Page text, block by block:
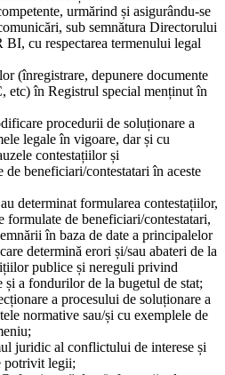
urmărind și asigurându-se
sub semnătura Directorului
cu respectarea termenului legal
depunere documente
etc) în Registrul special menținut în
procedurii de soluționare a
legale în vigoare, dar și cu
contestațiilor și
beneficiari/contestatari în aceste
determinat formularea contestațiilor,
formulate de beneficiari/contestatari,
în baza de date a principalelor
determină erori și/sau abateri de la
publice și nereguli privind
a fondurilor de la bugetul de stat;
a procesului de soluționare a
normative sau/și cu exemplele de
juridic al conflictului de interese și
potrivit legii;